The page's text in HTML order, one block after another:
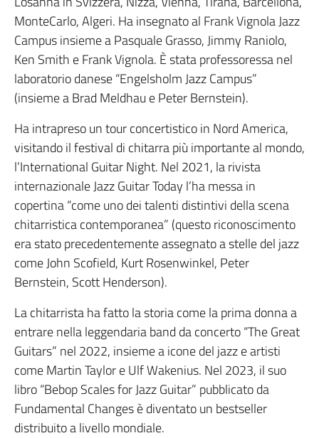
MonteCarlo, Algeri. Ha insegnato al Frank Vignola Jazz
Campus insieme a Pasquale Grasso, Jimmy Raniolo,
Ken Smith e Frank Vignola. È stata professoressa nel
laboratorio danese “Engelsholm Jazz Campus”
(insieme a Brad Meldhau e Peter Bernstein).
Ha intrapreso un tour concertistico in Nord America,
visitando il festival di chitarra più importante al mondo,
l’International Guitar Night. Nel 2021, la rivista
internazionale Jazz Guitar Today l’ha messa in
copertina “come uno dei talenti distintivi della scena
chitarristica contemporanea” (questo riconoscimento
era stato precedentemente assegnato a stelle del jazz
come John Scofield, Kurt Rosenwinkel, Peter
Bernstein, Scott Henderson).
La chitarrista ha fatto la storia come la prima donna a
entrare nella leggendaria band da concerto “The Great
Guitars” nel 2022, insieme a icone del jazz e artisti
come Martin Taylor e Ulf Wakenius. Nel 2023, il suo
libro “Bebop Scales for Jazz Guitar” pubblicato da
Fundamental Changes è diventato un bestseller
distribuito a livello mondiale.